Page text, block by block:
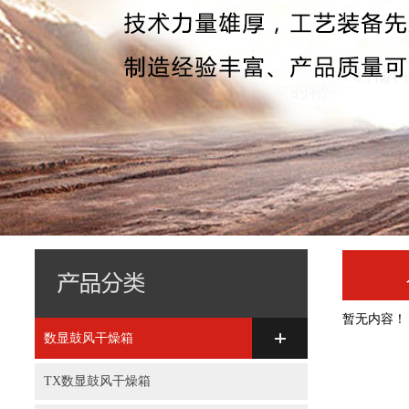
数显鼓风干燥箱
TX数显鼓风干燥箱
暂无内容！